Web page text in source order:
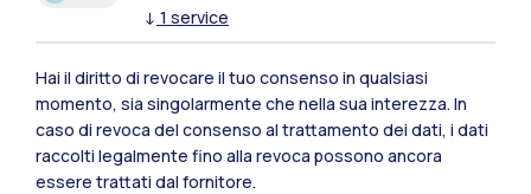
Tutti i siti dell’ecosistema
Residenze
↓ 1 service
Hai il diritto di revocare il tuo consenso in qualsiasi
momento, sia singolarmente che nella sua interezza. In
caso di revoca del consenso al trattamento dei dati, i dati
raccolti legalmente fino alla revoca possono ancora
essere trattati dal fornitore.